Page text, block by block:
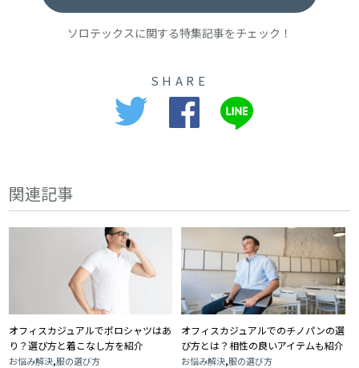
ソロテックスに関する特集記事をチェック！
SHARE
関連記事
オフィスカジュアルでポロシャツはあ
り？選び方と着こなし方を紹介
お悩み解決,服の選び方
オフィスカジュアルでのチノパンの選
び方とは？相性の良いアイテムも紹介
お悩み解決,服の選び方